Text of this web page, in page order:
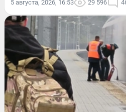
5 августа, 2026, 16:53 29 596